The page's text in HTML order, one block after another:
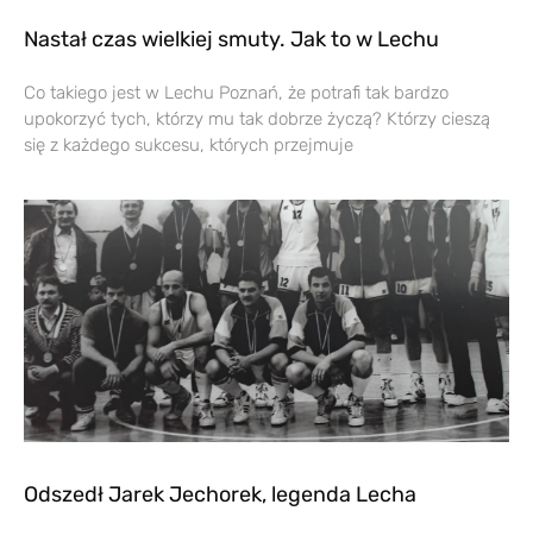
Nastał czas wielkiej smuty. Jak to w Lechu
Co takiego jest w Lechu Poznań, że potrafi tak bardzo
upokorzyć tych, którzy mu tak dobrze życzą? Którzy cieszą
się z każdego sukcesu, których przejmuje
Odszedł Jarek Jechorek, legenda Lecha